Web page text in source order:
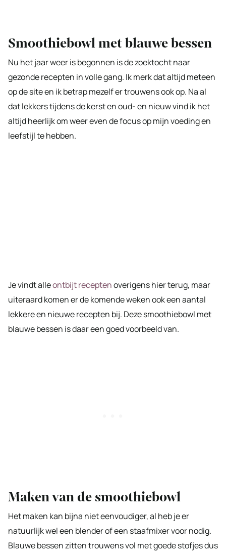
Smoothiebowl met blauwe bessen
Nu het jaar weer is begonnen is de zoektocht naar
gezonde recepten in volle gang. Ik merk dat altijd meteen
op de site en ik betrap mezelf er trouwens ook op. Na al
dat lekkers tijdens de kerst en oud- en nieuw vind ik het
altijd heerlijk om weer even de focus op mijn voeding en
leefstijl te hebben.
Je vindt alleontbijt receptenoverigens hier terug, maar
uiteraard komen er de komende weken ook een aantal
lekkere en nieuwe recepten bij. Deze smoothiebowl met
blauwe bessen is daar een goed voorbeeld van.
Maken van de smoothiebowl
Het maken kan bijna niet eenvoudiger, al heb je er
natuurlijk wel een blender of een staafmixer voor nodig.
Blauwe bessen zitten trouwens vol met goede stofjes dus